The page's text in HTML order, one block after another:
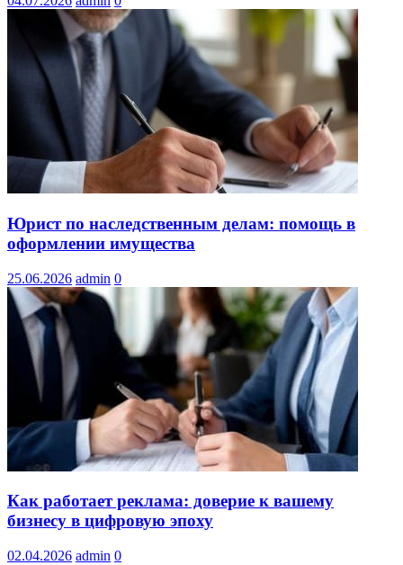
Юрист по наследственным делам: помощь в
оформлении имущества
25.06.2026 admin 0
Как работает реклама: доверие к вашему
бизнесу в цифровую эпоху
02.04.2026 admin 0